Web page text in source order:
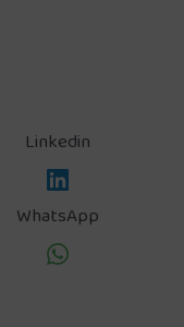
Linkedin
WhatsApp